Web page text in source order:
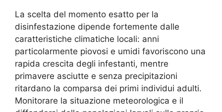
La scelta del momento esatto per la
disinfestazione dipende fortemente dalle
caratteristiche climatiche locali: anni
particolarmente piovosi e umidi favoriscono una
rapida crescita degli infestanti, mentre
primavere asciutte e senza precipitazioni
ritardano la comparsa dei primi individui adulti.
Monitorare la situazione meteorologica e il